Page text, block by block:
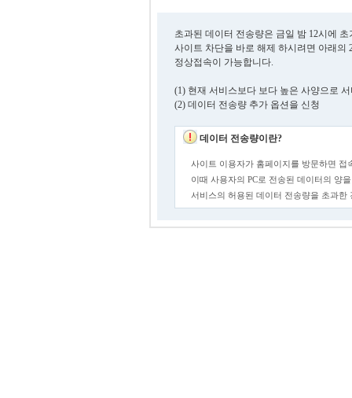
초과된 데이터 전송량은 금일 밤 12시에
사이트 차단을 바로 해제 하시려면 아래의
정상접속이 가능합니다.
(1) 현재 서비스보다 보다 높은 사양으로
(2) 데이터 전송량 추가 옵션을 신청
데이터 전송량이란?
사이트 이용자가 홈페이지를 방문하면 접
이때 사용자의 PC로 전송된 데이터의 양
서비스의 허용된 데이터 전송량을 초과